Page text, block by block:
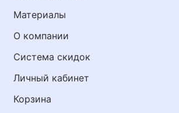
Материалы
О компании
Система скидок
Личный кабинет
Корзина